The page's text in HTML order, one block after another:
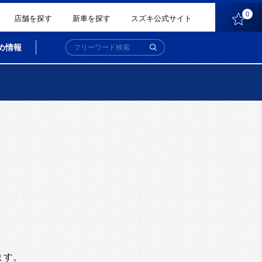
店舗を探す 新車を探す スズキ公式サイト 0
情報
す。